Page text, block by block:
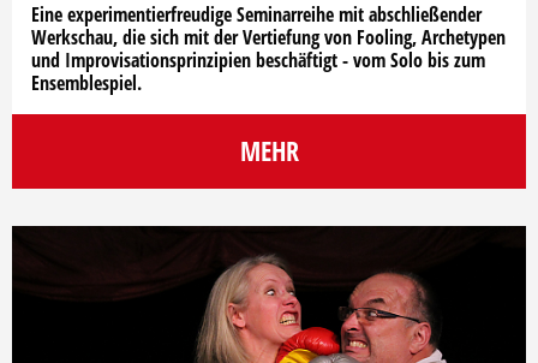
Eine experimentierfreudige Seminarreihe mit abschließender
Werkschau, die sich mit der Vertiefung von Fooling, Archetypen
und Improvisationsprinzipien beschäftigt - vom Solo bis zum
Ensemblespiel.
MEHR